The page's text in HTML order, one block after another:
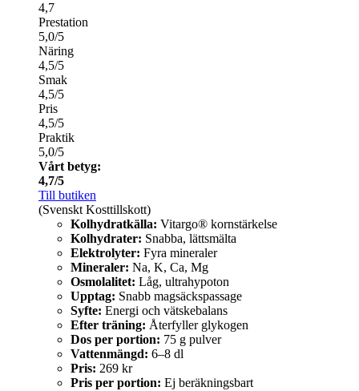
4,7
Prestation
5,0/5
Näring
4,5/5
Smak
4,5/5
Pris
4,5/5
Praktik
5,0/5
Vårt betyg:
4,7/5
Till butiken
(Svenskt Kosttillskott)
Kolhydratkälla: Vitargo® kornstärkelse
Kolhydrater: Snabba, lättsmälta
Elektrolyter: Fyra mineraler
Mineraler: Na, K, Ca, Mg
Osmolalitet: Låg, ultrahypoton
Upptag: Snabb magsäckspassage
Syfte: Energi och vätskebalans
Efter träning: Återfyller glykogen
Dos per portion: 75 g pulver
Vattenmängd: 6–8 dl
Pris: 269 kr
Pris per portion: Ej beräkningsbart